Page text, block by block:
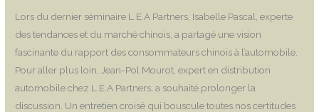
Lors du dernier séminaire L.E.A Partners, Isabelle Pascal, experte
des tendances et du marché chinois, a partagé une vision
fascinante du rapport des consommateurs chinois à l’automobile.
Pour aller plus loin, Jean-Pol Mourot, expert en distribution
automobile chez L.E.A Partners, a souhaité prolonger la
discussion. Un entretien croisé qui bouscule toutes nos certitudes